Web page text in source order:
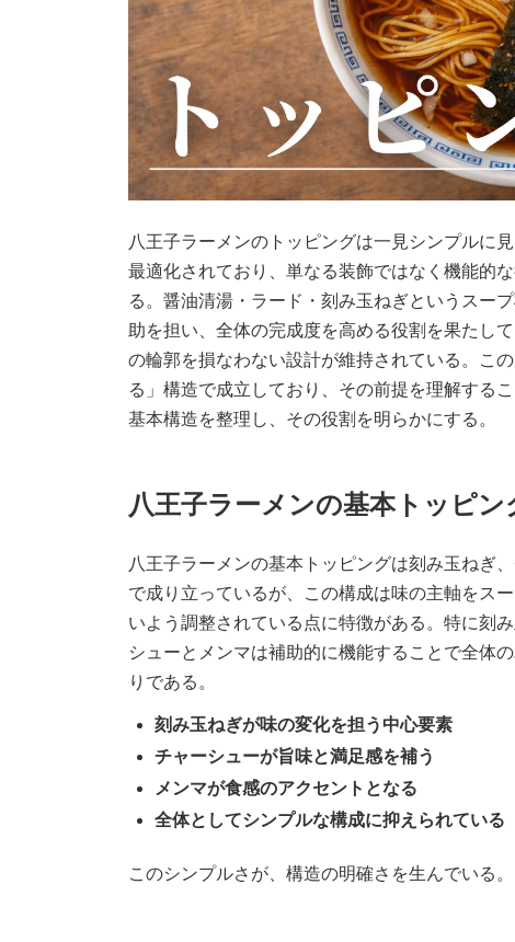
八王子ラーメンのトッピングは一見シンプルに
最適化されており、単なる装飾ではなく機能的
る。醤油清湯・ラード・刻み玉ねぎというスー
助を担い、全体の完成度を高める役割を果たし
の輪郭を損なわない設計が維持されている。こ
る」構造で成立しており、その前提を理解する
基本構造を整理し、その役割を明らかにする。
八王子ラーメンの基本トッピン
八王子ラーメンの基本トッピングは刻み玉ねぎ
で成り立っているが、この構成は味の主軸をス
いよう調整されている点に特徴がある。特に刻
シューとメンマは補助的に機能することで全体
りである。
刻み玉ねぎが味の変化を担う中心要素
チャーシューが旨味と満足感を補う
メンマが食感のアクセントとなる
全体としてシンプルな構成に抑えられている
このシンプルさが、構造の明確さを生んでいる。